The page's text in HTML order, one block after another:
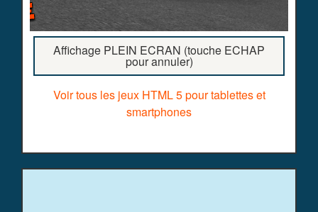
Affichage PLEIN ECRAN (touche ECHAP
pour annuler)
Voir tous les jeux HTML 5 pour tablettes et
smartphones